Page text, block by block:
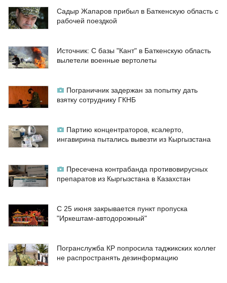
Садыр Жапаров прибыл в Баткенскую область с
рабочей поездкой
Источник: С базы "Кант" в Баткенскую область
вылетели военные вертолеты
Пограничник задержан за попытку дать
взятку сотруднику ГКНБ
Партию концентраторов, ксалерто,
ингавирина пытались вывезти из Кыргызстана
Пресечена контрабанда противовирусных
препаратов из Кыргызстана в Казахстан
С 25 июня закрывается пункт пропуска
"Иркештам-автодорожный"
Погранслужба КР попросила таджикских коллег
не распространять дезинформацию